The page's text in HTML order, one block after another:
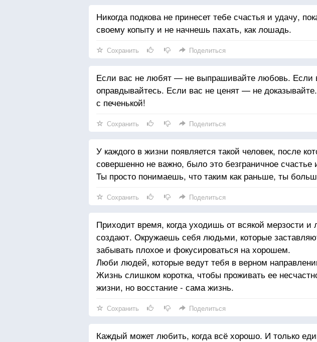
Никогда подкова не принесет тебе счастья и удачу,
своему копыту и не начнешь пахать, как лошадь.
Сохранить Поделиться
Если вас не любят — не выпрашивайте любовь. Если
оправдывайтесь. Если вас не ценят — не
с печенькой!
Сохранить Поделиться
У каждого в жизни появляется такой человек, после
совершенно не важно, было это безграничное
Ты просто понимаешь, что таким как раньше, ты
Сохранить Поделиться
Приходит время, когда уходишь от всякой мерзости и
создают. Окружаешь себя людьми, которые
забывать плохое и фокусироваться на хорошем.
Люби людей, которые ведут тебя в верном
Жизнь слишком коротка, чтобы проживать ее
жизни, но восстание - сама жизнь.
Сохранить Поделиться
Каждый может любить, когда всё хорошо. И только